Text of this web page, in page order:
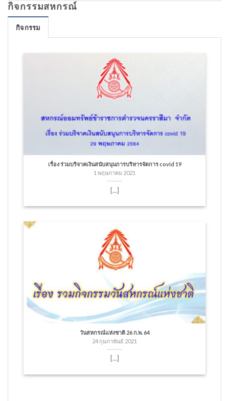
กิจกรรมสหกรณ์
กิจกรรม
เรื่อง ร่วมบริจาคเงินสนับสนุนการบริหารจัดการ covid 19
1 พฤษภาคม 2021
[...]
วันสหกรณ์แห่งชาติ 26 ก.พ. 64
24 กุมภาพันธ์ 2021
[...]